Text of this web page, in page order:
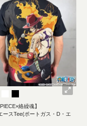
絡繰魂】
ースTee(ポートガス・D・エ